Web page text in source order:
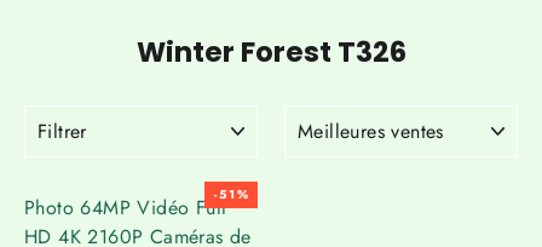
Winter Forest T326
-51%
Photo 64MP Vidéo Full
HD 4K 2160P Caméras de